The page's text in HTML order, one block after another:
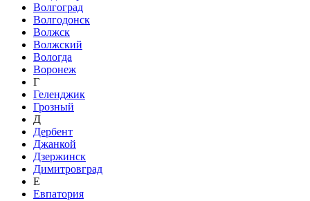
Волгоград
Волгодонск
Волжск
Волжский
Вологда
Воронеж
Г
Геленджик
Грозный
Д
Дербент
Джанкой
Дзержинск
Димитровград
Е
Евпатория